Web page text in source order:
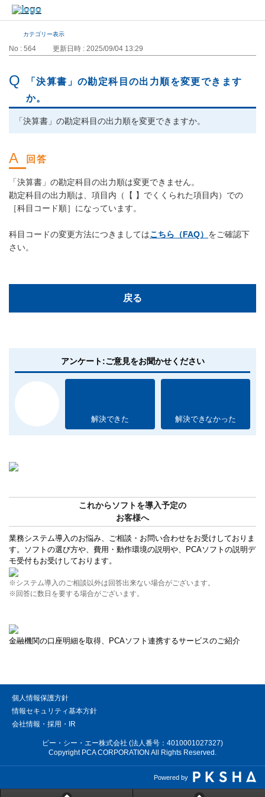
カテゴリー表示
No : 564 更新日時 : 2025/09/04 13:29
「決算書」の勘定科目の出力順を変更できます
か。
「決算書」の勘定科目の出力順を変更できますか。
「決算書」の勘定科目の出力順は変更できません。
勘定科目の出力順は、項目内（【 】でくくられた項目内）での
［科目コード順］になっています。
科目コードの変更方法につきましてはこちら（FAQ） をご確認下
さい。
戻る
アンケート:ご意見をお聞かせください
解決できた 解決できなかった
これからソフトを導入予定の
お客様へ
業務システム導入のお悩み、ご相談・お問い合わせをお受けしておりま
す。ソフトの選び方や、費用・動作環境の説明や、PCAソフトの説明デ
モ受付もお受けしております。
※システム導入のご相談以外は回答出来ない場合がございます。
※回答に数日を要する場合がございます。
金融機関の口座明細を取得、PCAソフト連携するサービスのご紹介
個人情報保護方針
情報セキュリティ基本方針
会社情報・採用・IR
ピー・シー・エー株式会社 (法人番号：4010001027327)
Copyright PCA CORPORATION All Rights Reserved.
Powered by